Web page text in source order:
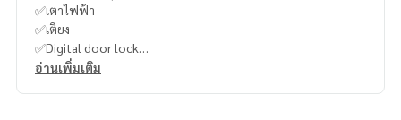
✅เตาไฟฟ้า
✅เตียง
✅Digital door lock
อ่านเพิ่มเติม